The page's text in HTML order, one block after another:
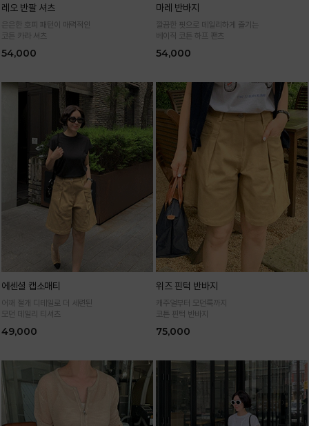
레오 반팔 셔츠
은은한 호피 패턴이 매력적인
코튼 카라 셔츠
54,000
마레 반바지
깔끔한 핏으로 데일리하게 즐기는
베이직 코튼 하프 팬츠
54,000
에센셜 캡소매티
어깨 절개 디테일로 더 세련된
모던 데일리 티셔츠
49,000
위즈 핀턱 반바지
캐주얼부터 모던룩까지
코튼 핀턱 반바지
75,000